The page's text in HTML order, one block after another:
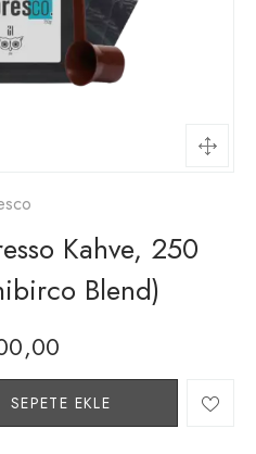
Kahve, 250
Blend)
SEPETE EKLE